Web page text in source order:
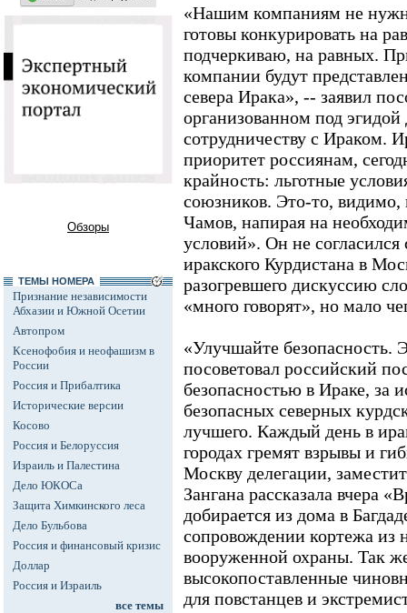
Обзоры
ТЕМЫ НОМЕРА
Признание независимости
Абхазии и Южной Осетии
Автопром
Ксенофобия и неофашизм в
России
Россия и Прибалтика
Исторические версии
Косово
Россия и Белоруссия
Израиль и Палестина
Дело ЮКОСа
Защита Химкинского леса
Дело Бульбова
Россия и финансовый кризис
Доллар
Россия и Израиль
все темы
«Нашим компаниям не
готовы конкурировать на
подчеркиваю, на равных.
компании будут
севера Ирака», -- заявил
организованном под эгидой
сотрудничеству с Ираком.
приоритет россиянам,
крайность: льготные
союзников. Это-то,
Чамов, напирая на
условий». Он не согласился
иракского Курдистана в
разогревшего дискуссию
«много говорят», но мало
«Улучшайте безопасность.
посоветовал российский
безопасностью в Ираке, за
безопасных северных
лучшего. Каждый день в
городах гремят взрывы и
Москву делегации,
Зангана рассказала вчера
добирается из дома в
сопровождении кортежа из
вооруженной охраны. Так
высокопоставленные
для повстанцев и